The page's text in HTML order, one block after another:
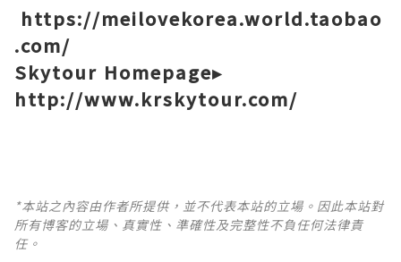
https://meilovekorea.world.taobao
.com/
Skytour Homepage▸
http://www.krskytour.com/
*本站之內容由作者所提供，並不代表本站的立場。因此本站對
所有博客的立場、真實性、準確性及完整性不負任何法律責
任。